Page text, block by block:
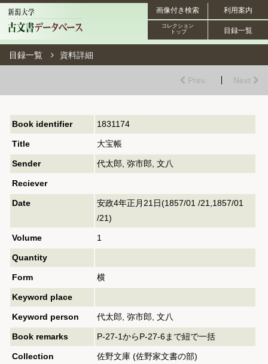
利用案内
画像付き検索
目録一覧
コレクション
トップ
目録一覧 資料詳細
Prev. Next
Book identifier 1831174
Title 大宝帳
Sender 代太郎, 弥市郎, 文八
Reciever
Date
安政4年正月21日(1857/01 /21,1857/01
/21)
Volume 1
Quantity
Form 横
Keyword place
Keyword person 代太郎, 弥市郎, 文八
Book remarks P-27-1からP-27-6まで紐で一括
Collection 佐野文庫 (佐野家文書の部)